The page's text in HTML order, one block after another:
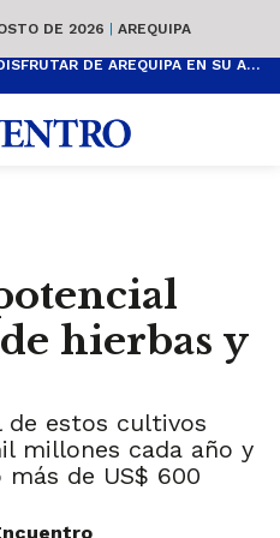
DE 2026 | AREQUIPA
ACTIVIDADES GRATUITAS PARA DISFRUTAR DE AREQUIPA EN SU ANIVERSARIO
hierbas y
de estos cultivos
millones cada año y
de US$ 600